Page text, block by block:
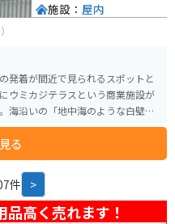
発着が間近で見られるスポットと
ウミカジテラスという商業施設が
海沿いの「地中海のような白壁建
楽しいスポットになっています。
る
施設： 屋内
件 >
高く売れます！